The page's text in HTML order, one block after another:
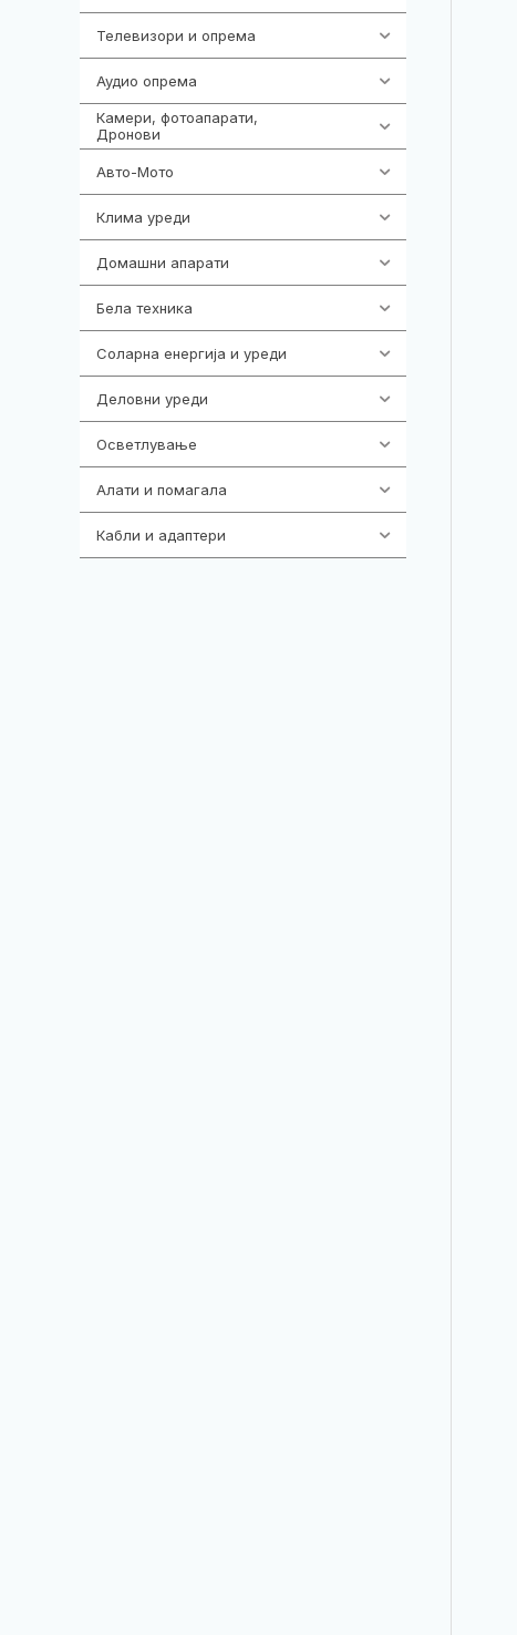
Телевизори и опрема
Аудио опрема
Камери, фотоапарати,
Дронови
Авто-Мото
Клима уреди
Домашни апарати
Бела техника
Соларна енергија и уреди
Деловни уреди
Осветлување
Алати и помагала
Кабли и адаптери